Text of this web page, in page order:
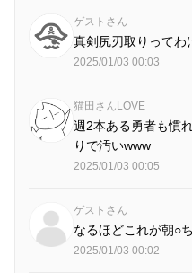
ゲストさん
真剣尻刃取りってわ
2025/01/03 00:03
猫田さんLOVE
週2本ある勇者も慣
りで汚いwww
2025/01/03 00:05
ゲストさん
なるほどこれが朝○
2025/01/03 00:02